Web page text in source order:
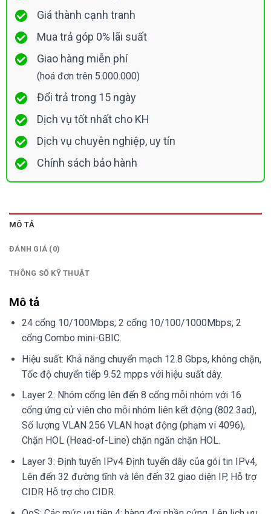
Giá thành cạnh tranh
Mua trả góp 0% lãi suất
Giao hàng miễn phí
(hoá đơn trên 5.000.000)
Đổi trả trong 15 ngày
Dịch vụ tốt nhất cho KH
Dịch vụ chuyên nghiệp, uy tín
Chính sách bảo hành
MÔ TẢ
ĐÁNH GIÁ (0)
THÔNG SỐ KỸ THUẬT
Mô tả
24 cổng 10/100Mbps; 2 cổng 10/100/1000Mbps; 2
cổng Combo mini-GBIC.
Hiệu suất: Khả năng chuyển mạch 12.8 Gbps, không chặn,
Tốc độ chuyển tiếp 9.52 mpps với hiệu suất dây.
Layer 2: Nhóm cổng lên đến 8 cổng mỗi nhóm với 16
cổng ứng cử viên cho mỗi nhóm liên kết động (802.3ad),
Số lượng VLAN 256 VLAN hoạt động (phạm vi 4096),
Chặn HOL (Head-of-Line) chặn ngăn chặn HOL.
Layer 3: Định tuyến IPv4 Định tuyến dây của gói tin IPv4,
Lên đến 32 đường tĩnh và lên đến 32 giao diện IP, Hỗ trợ
CIDR Hỗ trợ cho CIDR.